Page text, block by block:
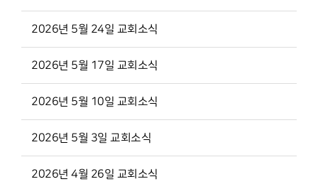
2026년 5월 24일 교회소식
2026년 5월 17일 교회소식
2026년 5월 10일 교회소식
2026년 5월 3일 교회소식
2026년 4월 26일 교회소식